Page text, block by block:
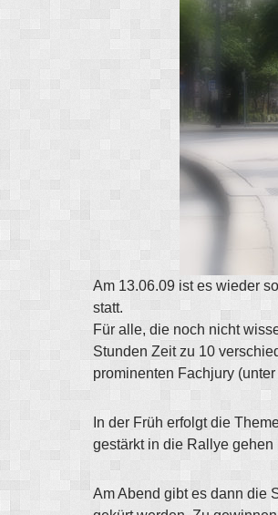
Am 13.06.09 ist es wieder
statt.
Für alle, die noch nicht
Stunden Zeit zu 10
prominenten Fachjury
In der Früh erfolgt die
gestärkt in die Rallye gehen
Am Abend gibt es dann die